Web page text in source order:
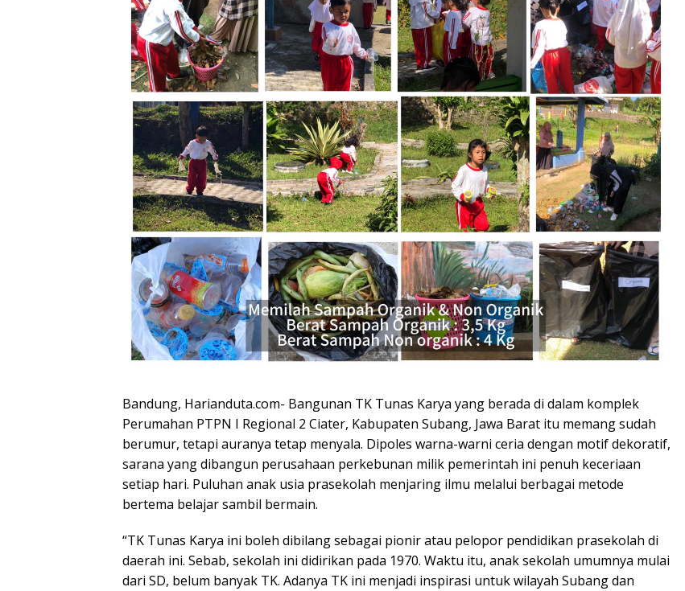
Bandung, Harianduta.com- Bangunan TK Tunas Karya yang berada di dalam komplek
Perumahan PTPN I Regional 2 Ciater, Kabupaten Subang, Jawa Barat itu memang sudah
berumur, tetapi auranya tetap menyala. Dipoles warna-warni ceria dengan motif dekoratif,
sarana yang dibangun perusahaan perkebunan milik pemerintah ini penuh keceriaan
setiap hari. Puluhan anak usia prasekolah menjaring ilmu melalui berbagai metode
bertema belajar sambil bermain.
“TK Tunas Karya ini boleh dibilang sebagai pionir atau pelopor pendidikan prasekolah di
daerah ini. Sebab, sekolah ini didirikan pada 1970. Waktu itu, anak sekolah umumnya mulai
dari SD, belum banyak TK. Adanya TK ini menjadi inspirasi untuk wilayah Subang dan